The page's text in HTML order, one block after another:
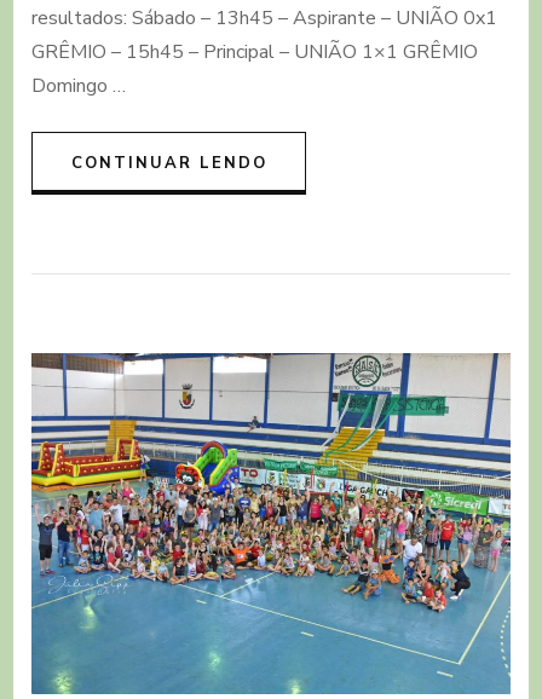
resultados: Sábado – 13h45 – Aspirante – UNIÃO 0x1
GRÊMIO – 15h45 – Principal – UNIÃO 1×1 GRÊMIO
Domingo …
CONTINUAR LENDO